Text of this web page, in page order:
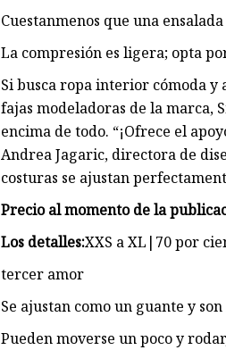
Cuestanmenos que una
La compresión es ligera; opta
Si busca ropa interior cómoda
fajas modeladoras de la marca,
encima de todo. “¡Ofrece el
Andrea Jagaric, directora de
costuras se ajustan
Precio al momento de la
Los detalles:XXS a XL | 70 por
tercer amor
Se ajustan como un guante y
Pueden moverse un poco y